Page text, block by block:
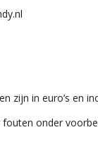
zijn in euro’s en
onder